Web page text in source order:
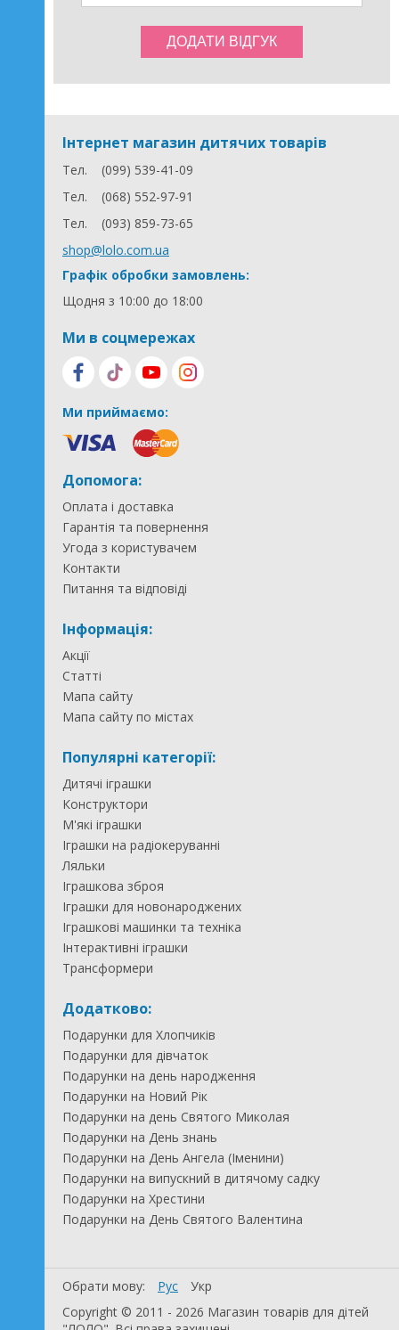
Інтернет магазин дитячих товарів
Тел.
(099) 539-41-09
Тел.
(068) 552-97-91
Тел.
(093) 859-73-65
shop@lolo.com.ua
Графік обробки замовлень:
Щодня з 10:00 до 18:00
Ми в соцмережах
Ми приймаємо:
Допомога:
Оплата і доставка
Гарантія та повернення
Угода з користувачем
Контакти
Питання та відповіді
Інформація:
Акції
Статті
Мапа сайту
Мапа сайту по містах
Популярні категорії:
Дитячі іграшки
Конструктори
М'які іграшки
Іграшки на радіокеруванні
Ляльки
Іграшкова зброя
Іграшки для новонароджених
Іграшкові машинки та техніка
Інтерактивні іграшки
Трансформери
Додатково:
Подарунки для Хлопчиків
Подарунки для дівчаток
Подарунки на день народження
Подарунки на Новий Рік
Подарунки на день Святого Миколая
Подарунки на День знань
Подарунки на День Ангела (Іменини)
Подарунки на випускний в дитячому садку
Подарунки на Хрестини
Подарунки на День Святого Валентина
Обрати мову: Рус
Укр
Copyright © 2011 - 2026 Магазин товарів для дітей